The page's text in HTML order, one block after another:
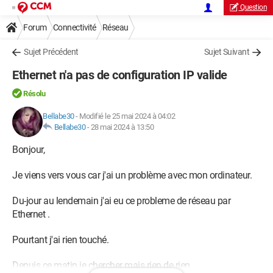
Question
Forum Connectivité Réseau
Sujet Précédent Sujet Suivant
Ethernet n'a pas de configuration IP valide
Résolu
Bellabe30- Modifié le 25 mai 2024 à 04:02
Bellabe30-28 mai 2024 à 13:50
Bonjour,
Je viens vers vous car j'ai un problème avec mon ordinateur.
Du-jour au lendemain j'ai eu ce probleme de réseau par
Ethernet .
Pourtant j'ai rien touché.
Depuis ce matin je chercher mais rien de rien.